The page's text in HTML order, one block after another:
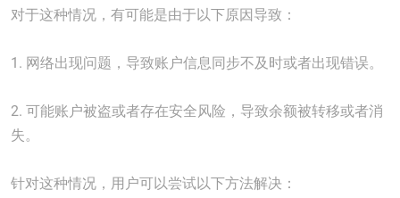
对于这种情况，有可能是由于以下原因导致：
1. 网络出现问题，导致账户信息同步不及时或者出现错误。
2. 可能账户被盗或者存在安全风险，导致余额被转移或者消
失。
针对这种情况，用户可以尝试以下方法解决：